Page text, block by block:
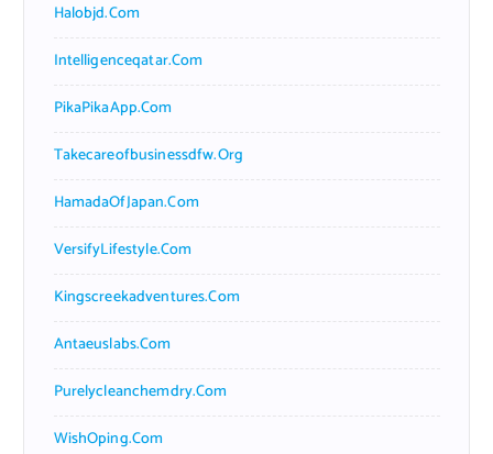
Halobjd.com
Intelligenceqatar.com
PikaPikaApp.com
Takecareofbusinessdfw.org
HamadaOfJapan.com
VersifyLifestyle.com
Kingscreekadventures.com
Antaeuslabs.com
Purelycleanchemdry.com
WishOping.com